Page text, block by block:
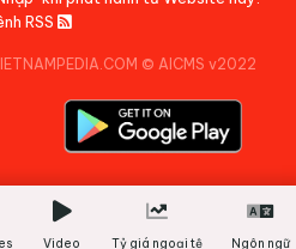
RSS
© AICMS v2022
Video Tỷ giá ngoại tệ Ngôn ngữ